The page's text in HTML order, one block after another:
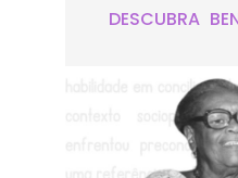
DESCUBRA